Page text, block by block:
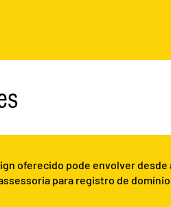
oferecido pode envolver desde
para registro de